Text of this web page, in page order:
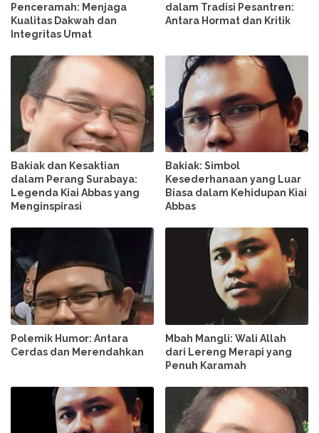
Penceramah: Menjaga
Kualitas Dakwah dan
Integritas Umat
dalam Tradisi Pesantren:
Antara Hormat dan Kritik
Bakiak dan Kesaktian
dalam Perang Surabaya:
Legenda Kiai Abbas yang
Menginspirasi
Bakiak: Simbol
Kesederhanaan yang Luar
Biasa dalam Kehidupan Kiai
Abbas
Polemik Humor: Antara
Cerdas dan Merendahkan
Mbah Mangli: Wali Allah
dari Lereng Merapi yang
Penuh Karamah